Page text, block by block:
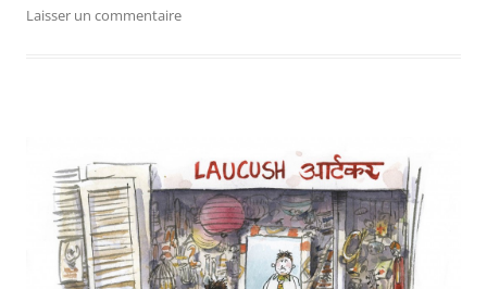
Laisser un commentaire